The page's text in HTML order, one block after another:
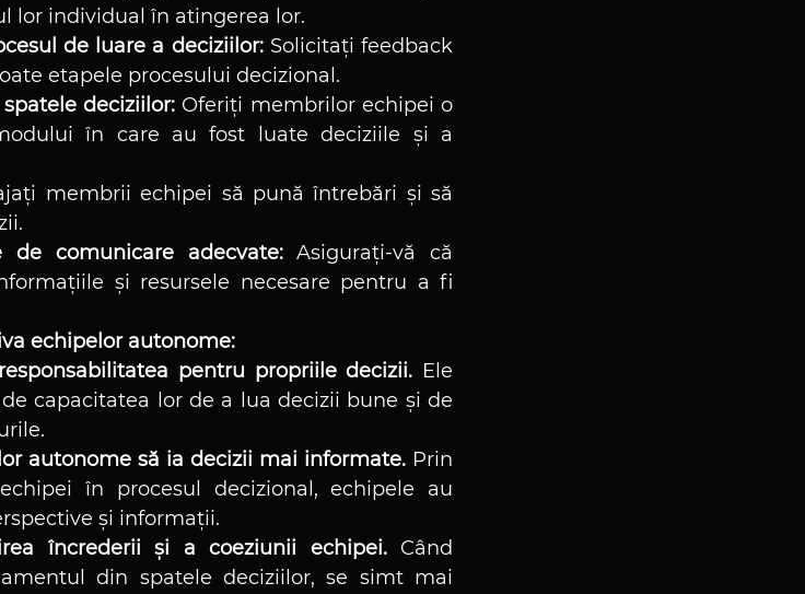
lor individual în atingerea lor.
de luare a deciziilor: Solicitați feedback
etapele procesului decizional.
deciziilor: Oferiți membrilor echipei o
în care au fost luate deciziile și a
membrii echipei să pună întrebări și să
comunicare adecvate: Asigurați-vă că
și resursele necesare pentru a fi
echipelor autonome:
pentru propriile decizii. Ele
capacitatea lor de a lua decizii bune și de
autonome să ia decizii mai informate. Prin
în procesul decizional, echipele au
și informații.
încrederii și a coeziunii echipei. Când
din spatele deciziilor, se simt mai